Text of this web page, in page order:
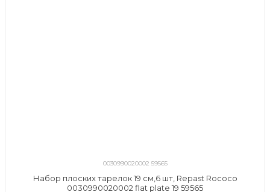
0030990020002 59565
Набор плоских тарелок 19 см,6 шт, Repast Rococo
0030990020002 flat plate 19 59565